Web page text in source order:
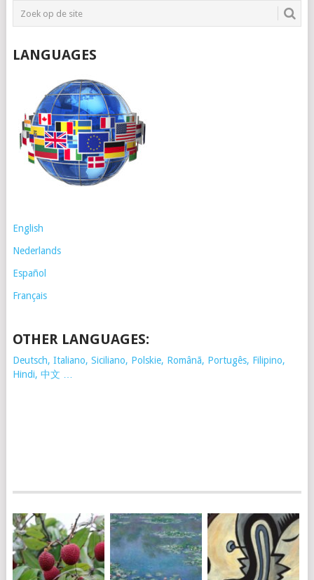
LANGUAGES
English
Nederlands
Español
Français
OTHER LANGUAGES:
Deutsch, Italiano, Siciliano, Polskie, Românã, Portugês, Filipino,
Hindi, 中文 …